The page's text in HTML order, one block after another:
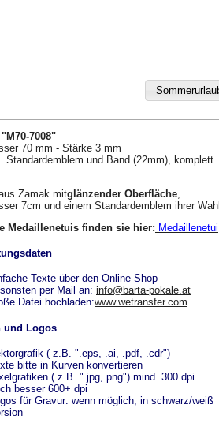
7008"
70 mm - Stärke 3 mm
Standardemblem und Band (22mm), komplett
Zamak mitglänzender Oberfläche
7cm und einem Standardemblem ihrer Wahl.
Medaillenetuis finden sie hier: Medaillenetui
Texte über den Online-Shop
per Mail an: info@barta-pokale.at
Datei hochladen:www.wetransfer.com
und Logos
( z.B. ".eps, .ai, .pdf, .cdr")
bitte in Kurven konvertieren
( z.B. ".jpg,.png") mind. 300 dpi
besser 600+ dpi
für Gravur: wenn möglich, in schwarz/weiß